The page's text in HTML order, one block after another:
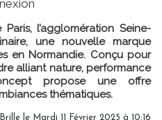
l’agglomération Seine-
une nouvelle marque
en Normandie. Conçu pour
alliant nature, performance
propose une offre
thématiques.
le Mardi 11 Février 2025 à 10:16